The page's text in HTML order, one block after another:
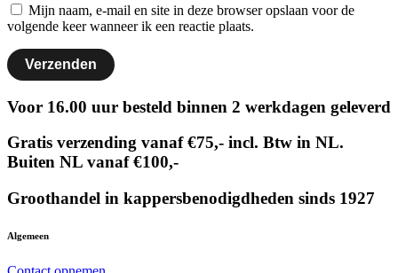
Mijn naam, e-mail en site in deze browser opslaan voor de
volgende keer wanneer ik een reactie plaats.
Voor 16.00 uur besteld binnen 2 werkdagen geleverd
Gratis verzending vanaf €75,- incl. Btw in NL.
Buiten NL vanaf €100,-
Groothandel in kappersbenodigdheden sinds 1927
Algemeen